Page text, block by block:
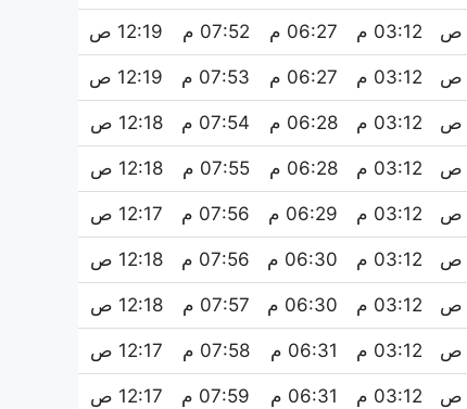
03:12 م 06:27 م 07:52 م 12:19 ص
03:12 م 06:27 م 07:53 م 12:19 ص
03:12 م 06:28 م 07:54 م 12:18 ص
03:12 م 06:28 م 07:55 م 12:18 ص
03:12 م 06:29 م 07:56 م 12:17 ص
03:12 م 06:30 م 07:56 م 12:18 ص
03:12 م 06:30 م 07:57 م 12:18 ص
03:12 م 06:31 م 07:58 م 12:17 ص
03:12 م 06:31 م 07:59 م 12:17 ص